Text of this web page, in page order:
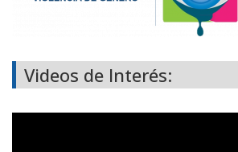
Videos de Interés: